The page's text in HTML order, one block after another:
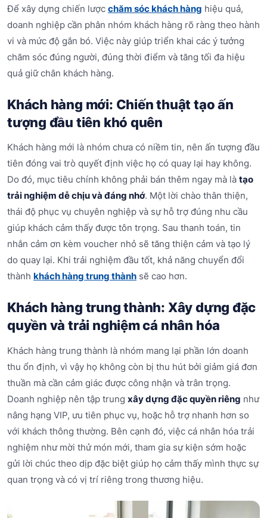
Để xây dựng chiến lược chăm sóc khách hàng hiệu quả,
doanh nghiệp cần phân nhóm khách hàng rõ ràng theo hành
vi và mức độ gắn bó. Việc này giúp triển khai các ý tưởng
chăm sóc đúng người, đúng thời điểm và tăng tối đa hiệu
quả giữ chân khách hàng.
Khách hàng mới: Chiến thuật tạo ấn
tượng đầu tiên khó quên
Khách hàng mới là nhóm chưa có niềm tin, nên ấn tượng đầu
tiên đóng vai trò quyết định việc họ có quay lại hay không.
Do đó, mục tiêu chính không phải bán thêm ngay mà là tạo
trải nghiệm dễ chịu và đáng nhớ. Một lời chào thân thiện,
thái độ phục vụ chuyên nghiệp và sự hỗ trợ đúng nhu cầu
giúp khách cảm thấy được tôn trọng. Sau thanh toán, tin
nhắn cảm ơn kèm voucher nhỏ sẽ tăng thiện cảm và tạo lý
do quay lại. Khi trải nghiệm đầu tốt, khả năng chuyển đổi
thành khách hàng trung thành sẽ cao hơn.
Khách hàng trung thành: Xây dựng đặc
quyền và trải nghiệm cá nhân hóa
Khách hàng trung thành là nhóm mang lại phần lớn doanh
thu ổn định, vì vậy họ không còn bị thu hút bởi giảm giá đơn
thuần mà cần cảm giác được công nhận và trân trọng.
Doanh nghiệp nên tập trung xây dựng đặc quyền riêng như
nâng hạng VIP, ưu tiên phục vụ, hoặc hỗ trợ nhanh hơn so
với khách thông thường. Bên cạnh đó, việc cá nhân hóa trải
nghiệm như mời thử món mới, tham gia sự kiện sớm hoặc
gửi lời chúc theo dịp đặc biệt giúp họ cảm thấy mình thực sự
quan trọng và có vị trí riêng trong thương hiệu.